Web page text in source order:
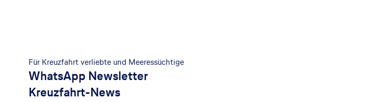
Für Kreuzfahrt verliebte und Meeressüchtige
WhatsApp Newsletter
Kreuzfahrt-News